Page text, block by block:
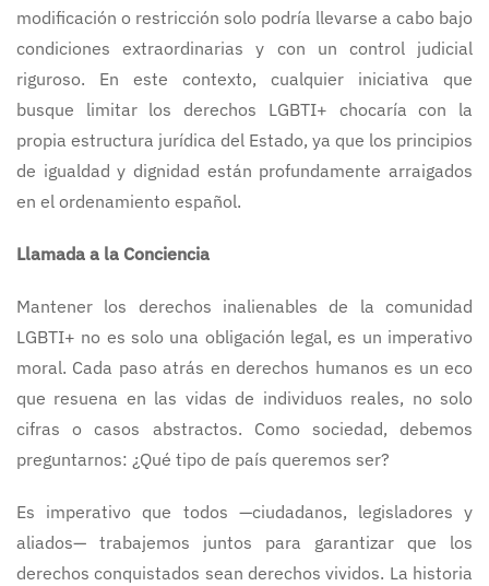
modificación o restricción solo podría llevarse a cabo bajo
condiciones extraordinarias y con un control judicial
riguroso. En este contexto, cualquier iniciativa que
busque limitar los derechos LGBTI+ chocaría con la
propia estructura jurídica del Estado, ya que los principios
de igualdad y dignidad están profundamente arraigados
en el ordenamiento español.
Llamada a la Conciencia
Mantener los derechos inalienables de la comunidad
LGBTI+ no es solo una obligación legal, es un imperativo
moral. Cada paso atrás en derechos humanos es un eco
que resuena en las vidas de individuos reales, no solo
cifras o casos abstractos. Como sociedad, debemos
preguntarnos: ¿Qué tipo de país queremos ser?
Es imperativo que todos —ciudadanos, legisladores y
aliados— trabajemos juntos para garantizar que los
derechos conquistados sean derechos vividos. La historia